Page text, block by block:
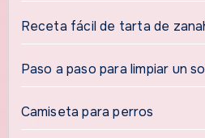
Receta fácil de tarta de
Paso a paso para limpiar un
Camiseta para perros